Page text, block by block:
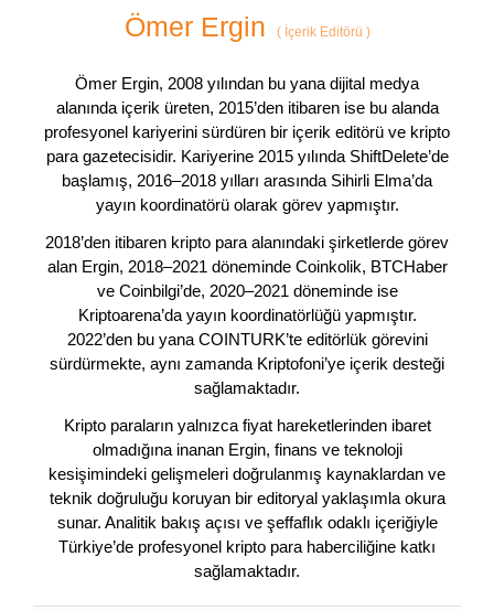
Ömer Ergin (İçerik Editörü )
Ömer Ergin, 2008 yılından bu yana dijital medya
alanında içerik üreten, 2015’den itibaren ise bu alanda
profesyonel kariyerini sürdüren bir içerik editörü ve kripto
para gazetecisidir. Kariyerine 2015 yılında ShiftDelete’de
başlamış, 2016–2018 yılları arasında Sihirli Elma’da
yayın koordinatörü olarak görev yapmıştır.
2018’den itibaren kripto para alanındaki şirketlerde görev
alan Ergin, 2018–2021 döneminde Coinkolik, BTCHaber
ve Coinbilgi’de, 2020–2021 döneminde ise
Kriptoarena’da yayın koordinatörlüğü yapmıştır.
2022’den bu yana COINTURK’te editörlük görevini
sürdürmekte, aynı zamanda Kriptofoni’ye içerik desteği
sağlamaktadır.
Kripto paraların yalnızca fiyat hareketlerinden ibaret
olmadığına inanan Ergin, finans ve teknoloji
kesişimindeki gelişmeleri doğrulanmış kaynaklardan ve
teknik doğruluğu koruyan bir editoryal yaklaşımla okura
sunar. Analitik bakış açısı ve şeffaflık odaklı içeriğiyle
Türkiye’de profesyonel kripto para haberciliğine katkı
sağlamaktadır.